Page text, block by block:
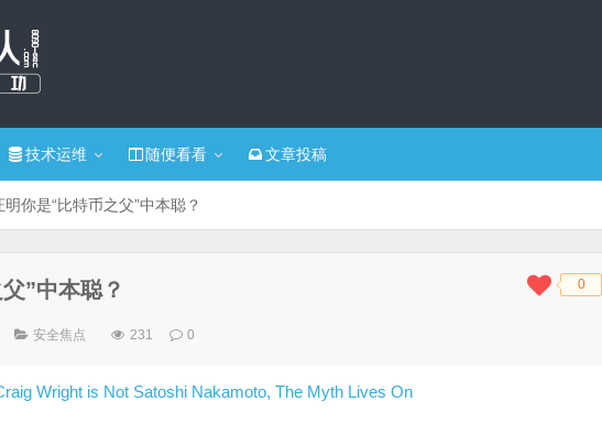
技术运维 随便看看 文章投稿
明你是“比特币之父”中本聪？
◆◆ 0
”中本聪？
安全焦点 231 0